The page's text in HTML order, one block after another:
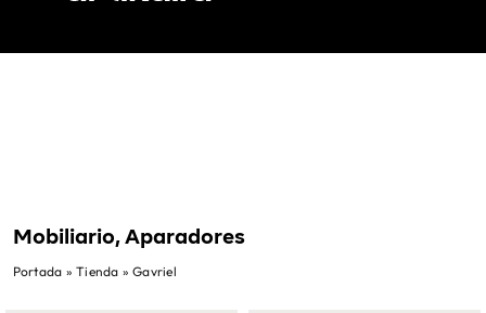
Mobiliario, Aparadores
Portada »Tienda »Gavriel